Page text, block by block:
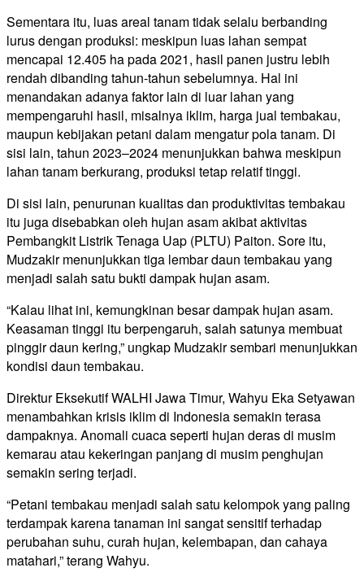
Sementara itu, luas areal tanam tidak selalu berbanding
lurus dengan produksi: meskipun luas lahan sempat
mencapai 12.405 ha pada 2021, hasil panen justru lebih
rendah dibanding tahun-tahun sebelumnya. Hal ini
menandakan adanya faktor lain di luar lahan yang
mempengaruhi hasil, misalnya iklim, harga jual tembakau,
maupun kebijakan petani dalam mengatur pola tanam. Di
sisi lain, tahun 2023–2024 menunjukkan bahwa meskipun
lahan tanam berkurang, produksi tetap relatif tinggi.
Di sisi lain, penurunan kualitas dan produktivitas tembakau
itu juga disebabkan oleh hujan asam akibat aktivitas
Pembangkit Listrik Tenaga Uap (PLTU) Paiton. Sore itu,
Mudzakir menunjukkan tiga lembar daun tembakau yang
menjadi salah satu bukti dampak hujan asam.
“Kalau lihat ini, kemungkinan besar dampak hujan asam.
Keasaman tinggi itu berpengaruh, salah satunya membuat
pinggir daun kering,” ungkap Mudzakir sembari menunjukkan
kondisi daun tembakau.
Direktur Eksekutif WALHI Jawa Timur, Wahyu Eka Setyawan
menambahkan krisis iklim di Indonesia semakin terasa
dampaknya. Anomali cuaca seperti hujan deras di musim
kemarau atau kekeringan panjang di musim penghujan
semakin sering terjadi.
“Petani tembakau menjadi salah satu kelompok yang paling
terdampak karena tanaman ini sangat sensitif terhadap
perubahan suhu, curah hujan, kelembapan, dan cahaya
matahari,” terang Wahyu.